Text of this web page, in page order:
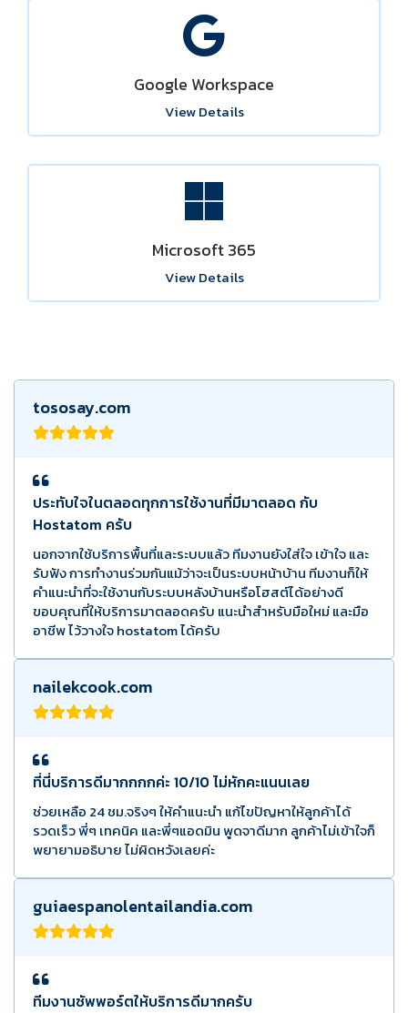
Google Workspace
View Details
Microsoft 365
View Details
tososay.com
ประทับใจในตลอดทุกการใช้งานที่มีมาตลอด กับ
Hostatom ครับ
นอกจากใช้บริการพื้นที่และระบบแล้ว ทีมงานยังใส่ใจ เข้าใจ และ
รับฟัง การทำงานร่วมกันแม้ว่าจะเป็นระบบหน้าบ้าน ทีมงานก็ให้
คำแนะนำที่จะใช้งานกับระบบหลังบ้านหรือโฮสต์ได้อย่างดี
ขอบคุณที่ให้บริการมาตลอดครับ แนะนำสำหรับมือใหม่ และมือ
อาชีพ ไว้วางใจ hostatom ได้ครับ
nailekcook.com
ที่นี่บริการดีมากกกกค่ะ 10/10 ไม่หักคะแนนเลย
ช่วยเหลือ 24 ชม.จริงๆ ให้คำแนะนำ แก้ไขปัญหาให้ลูกค้าได้
รวดเร็ว พี่ๆ เทคนิค และพี่ๆแอดมิน พูดจาดีมาก ลูกค้าไม่เข้าใจก็
พยายามอธิบาย ไม่ผิดหวังเลยค่ะ
guiaespanolentailandia.com
ทีมงานซัพพอร์ตให้บริการดีมากครับ